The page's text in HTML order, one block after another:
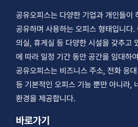
공유오피스는 다양한 기업과 개인들이
공유하며 사용하는 오피스 형태입니다.
의실, 휴게실 등 다양한 시설을 갖추고
에 따라 일정 기간 동안 공간을 임대하
공유오피스는 비즈니스 주소, 전화 응
등 기본적인 오피스 기능 뿐만 아니라,
환경을 제공합니다.
바로가기